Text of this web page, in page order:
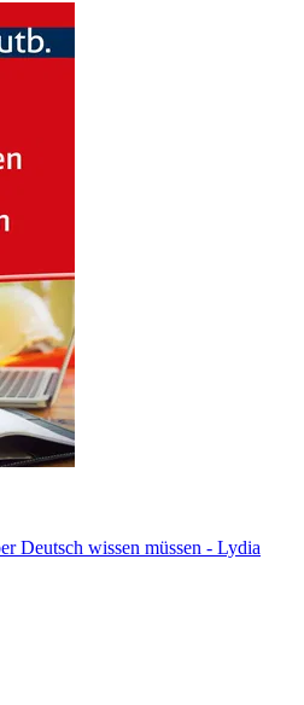
Deutsch wissen müssen - Lydia